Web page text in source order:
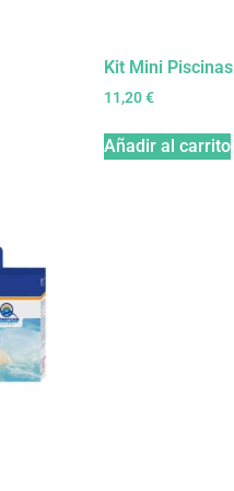
Kit Mini Piscinas
11,20€
Añadir al carrito